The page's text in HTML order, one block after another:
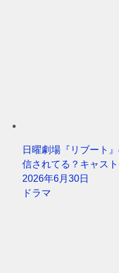
日曜劇場『リブート
信されてる？キャス
2026年6月30日
ドラマ